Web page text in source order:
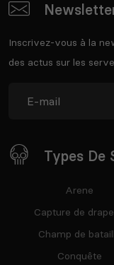
Inscrivez-vous à la
des actus sur les
Types De
Arene
Capture de
Champ de
Conquête